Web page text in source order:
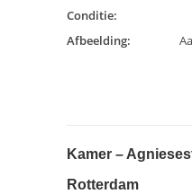
Conditie:
Afbeelding:
Kamer –
Rotterdam